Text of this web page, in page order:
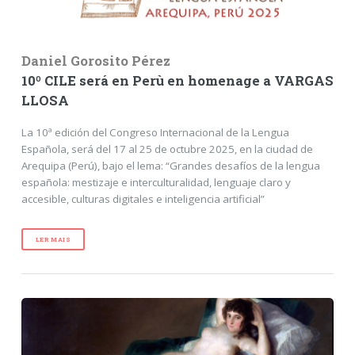
Daniel Gorosito Pérez
10º CILE será en Perù en homenage a VARGAS
LLOSA
La 10ª edición del Congreso Internacional de la Lengua
Española, será del 17 al 25 de octubre 2025, en la ciudad de
Arequipa (Perú), bajo el lema: “Grandes desafíos de la lengua
española: mestizaje e interculturalidad, lenguaje claro y
accesible, culturas digitales e inteligencia artificial”
LER MAIS